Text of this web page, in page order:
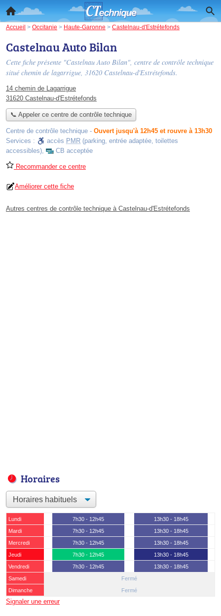
Accueil > Occitanie > Haute-Garonne > Castelnau-d'Estrétefonds
Castelnau Auto Bilan
Cette fiche présente "Castelnau Auto Bilan", centre de contrôle technique
situé chemin de lagarrigue, 31620 Castelnau-d'Estrétefonds.
14 chemin de Lagarrigue
31620 Castelnau-d'Estrétefonds
📞 Appeler ce centre de contrôle technique
Centre de contrôle technique - Ouvert jusqu'à 12h45 et rouvre à 13h30
Services :
accès PMR (parking, entrée adaptée, toilettes
accessibles), CB acceptée
Recommander ce centre
Améliorer cette fiche
Autres centres de contrôle technique à Castelnau-d'Estrétefonds
Horaires
Lundi 7h30 - 12h45
13h30 - 18h45
Mardi
7h30 - 12h45
13h30 - 18h45
Mercredi
7h30 - 12h45
13h30 - 18h45
Jeudi
7h30 - 12h45
13h30 - 18h45
Vendredi
7h30 - 12h45
13h30 - 18h45
Samedi
Fermé
Dimanche
Fermé
Signaler une erreur